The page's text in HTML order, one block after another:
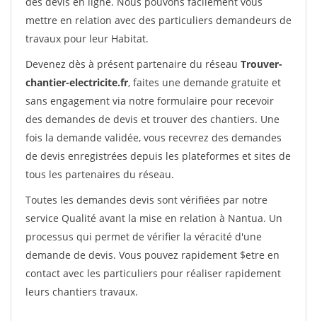
mettre en relation avec des particuliers demandeurs de
travaux pour leur Habitat.
Devenez dès à présent partenaire du réseau Trouver-
chantier-electricite.fr, faites une demande gratuite et
sans engagement via notre formulaire pour recevoir
des demandes de devis et trouver des chantiers. Une
fois la demande validée, vous recevrez des demandes
de devis enregistrées depuis les plateformes et sites de
tous les partenaires du réseau.
Toutes les demandes devis sont vérifiées par notre
service Qualité avant la mise en relation à Nantua. Un
processus qui permet de vérifier la véracité d'une
demande de devis. Vous pouvez rapidement $etre en
contact avec les particuliers pour réaliser rapidement
leurs chantiers travaux.